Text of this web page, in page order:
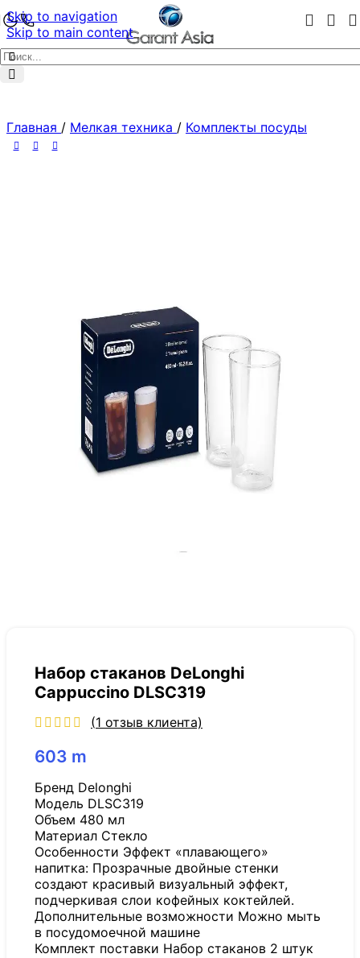
Skip to navigation
Skip to main content
Главная / Мелкая техника / Комплекты посуды
Набор стаканов DeLonghi
Cappuccino DLSC319
(1 отзыв клиента)
603 m
Бренд Delonghi
Модель DLSC319
Объем 480 мл
Материал Стекло
Особенности Эффект «плавающего»
напитка: Прозрачные двойные стенки
создают красивый визуальный эффект,
подчеркивая слои кофейных коктейлей.
Дополнительные возможности Можно мыть
в посудомоечной машине
Комплект поставки Набор стаканов 2 штук